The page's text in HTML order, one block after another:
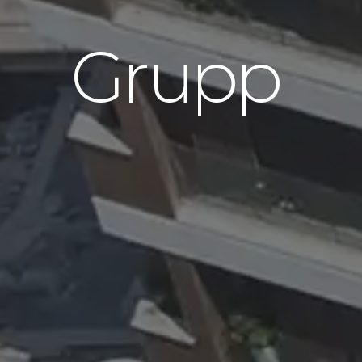
ppoReno